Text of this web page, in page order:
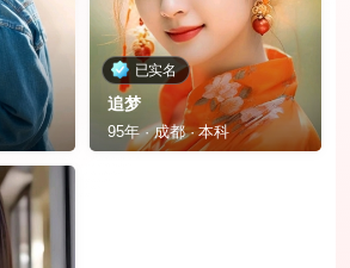
已实名
追梦
95年 · 成都 · 本科